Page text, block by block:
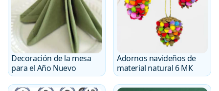
Decoración de la mesa
para el Año Nuevo
Adornos navideños de
material natural 6 MК